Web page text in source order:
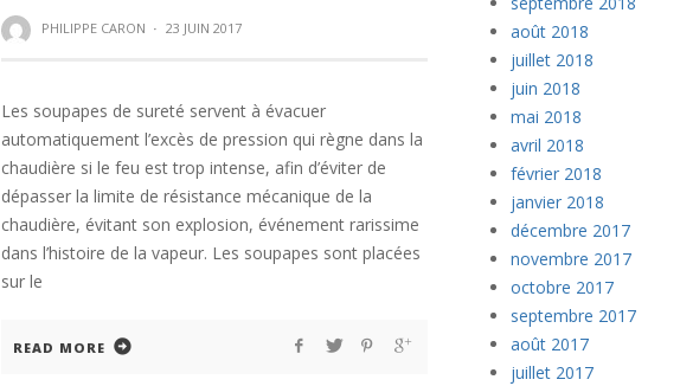
PHILIPPE CARON · 23 JUIN 2017
Les soupapes de sureté servent à évacuer
automatiquement l’excès de pression qui règne dans la
chaudière si le feu est trop intense, afin d’éviter de
dépasser la limite de résistance mécanique de la
chaudière, évitant son explosion, événement rarissime
dans l’histoire de la vapeur. Les soupapes sont placées
sur le
READ MORE
août 2018
juillet 2018
juin 2018
mai 2018
avril 2018
février 2018
janvier 2018
décembre 2017
novembre 2017
octobre 2017
septembre 2017
août 2017
juillet 2017